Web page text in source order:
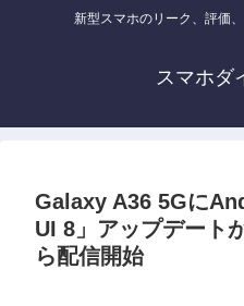
新型スマホのリーク、評価
スマホダ
Galaxy A36 5Gに
UI 8」アップデート
ら配信開始